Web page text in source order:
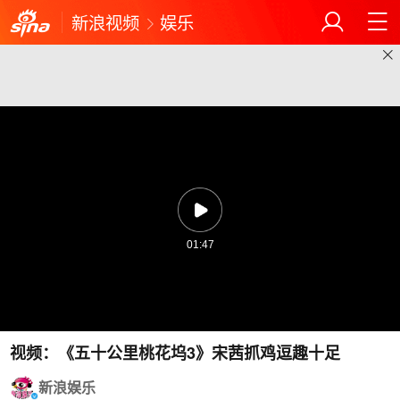
新浪视频 娱乐
01:47
视频：《五十公里桃花坞3》宋茜抓鸡逗趣十足
新浪娱乐